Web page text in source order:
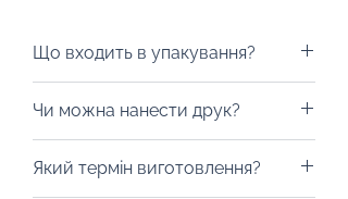
Розмір: 143 х 205 мм
Тип сторінок: клітинка
Формат: А5
Кількість сторінок: 112 ст
Що входить в упакування?
багато. Ми можемо припіднести
ваш подарунок у брендованому
пакуванні: екологічному пакеті,
Чи можна нанести друк?
записник можна
Який термін виготовлення?